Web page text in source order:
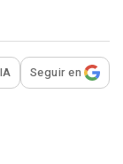
para
IA Seguir en